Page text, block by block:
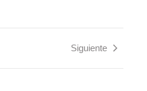
Siguiente